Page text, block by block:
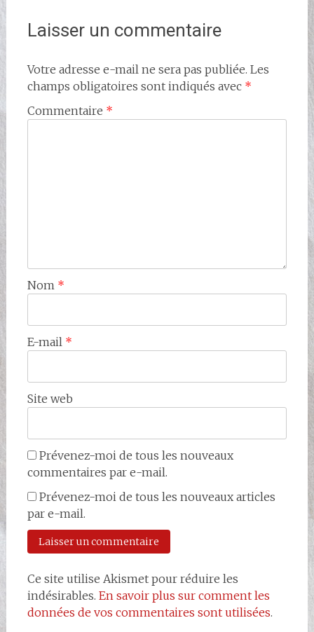
Laisser un commentaire
Votre adresse e-mail ne sera pas publiée. Les
champs obligatoires sont indiqués avec *
Commentaire *
Nom *
E-mail *
Site web
Prévenez-moi de tous les nouveaux
commentaires par e-mail.
Prévenez-moi de tous les nouveaux articles
par e-mail.
Ce site utilise Akismet pour réduire les
indésirables. En savoir plus sur comment les
données de vos commentaires sont utilisées.